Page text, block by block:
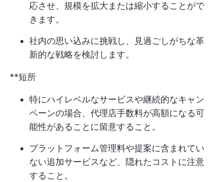
応させ、規模を拡大または縮小することがで
きます。
社内の思い込みに挑戦し、見過ごしがちな革
新的な戦略を検討します。
**短所
特にハイレベルなサービスや継続的なキャン
ペーンの場合、代理店手数料が高額になる可
能性があることに留意すること。
プラットフォーム管理料や提案に含まれてい
ない追加サービスなど、隠れたコストに注意
すること。